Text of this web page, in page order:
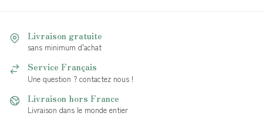
Livraison gratuite
sans minimum d'achat
Service Français
Une question ? contactez nous !
Livraison hors France
Livraison dans le monde entier